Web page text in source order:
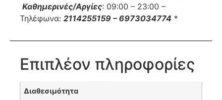
Καθημερινές/Αργίες: 09:00 – 23:00 –
Τηλέφωνα: 2114255159 – 6973034774 *
Επιπλέον πληροφορίες
Διαθεσιμότητα